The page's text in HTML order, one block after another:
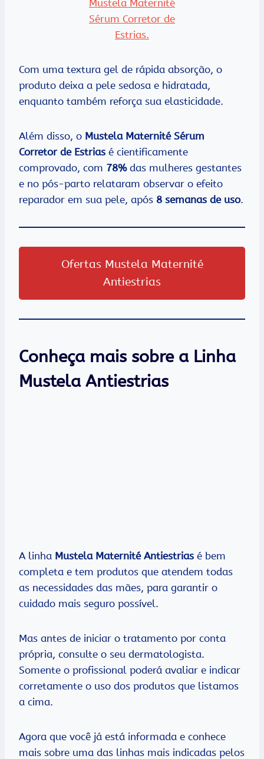
Com uma textura gel de rápida absorção, o
produto deixa a pele sedosa e hidratada,
enquanto também reforça sua elasticidade.
Além disso, o Mustela Maternité Sérum
Corretor de Estrias é cientificamente
comprovado, com 78% das mulheres gestantes
e no pós-parto relataram observar o efeito
reparador em sua pele, após 8 semanas de uso.
Ofertas Mustela Maternité
Antiestrias
Conheça mais sobre a Linha
Mustela Antiestrias
A linha Mustela Maternité Antiestrias é bem
completa e tem produtos que atendem todas
as necessidades das mães, para garantir o
cuidado mais seguro possível.
Mas antes de iniciar o tratamento por conta
própria, consulte o seu dermatologista.
Somente o profissional poderá avaliar e indicar
corretamente o uso dos produtos que listamos
a cima.
Agora que você já está informada e conhece
mais sobre uma das linhas mais indicadas pelos